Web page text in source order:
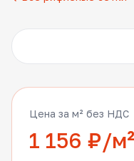
Цена за м² без НДС
1 156 ₽/м²